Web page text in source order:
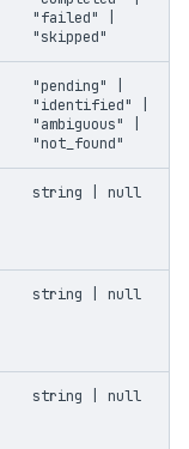
"failed" |
"skipped"
"pending" |
"identified" |
"ambiguous" |
"not_found"
string | null
string | null
string | null